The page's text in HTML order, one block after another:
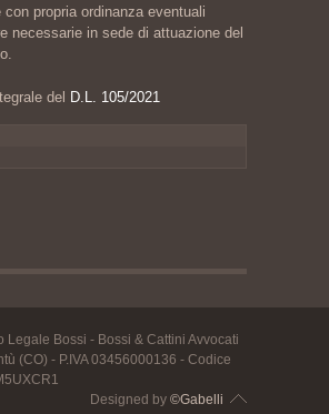
con propria ordinanza eventuali
necessarie in sede di attuazione del
del D.L. 105/2021
Legale Bossi - Bossi & Cattini Avvocati
(CO) - P.IVA 03456000136 - Codice
Designed by ©Gabelli